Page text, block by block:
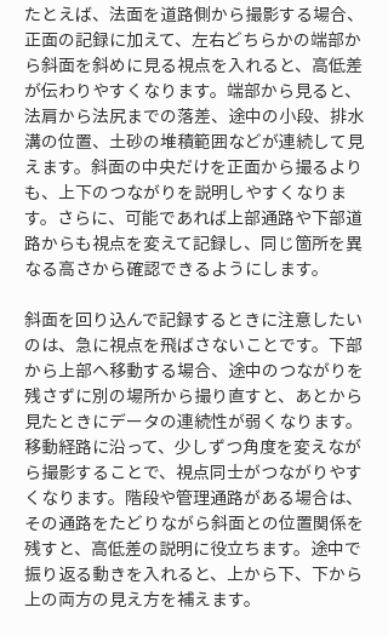
たとえば、法面を道路側から撮影する場合、
正面の記録に加えて、左右どちらかの端部か
ら斜面を斜めに見る視点を入れると、高低差
が伝わりやすくなります。端部から見ると、
法肩から法尻までの落差、途中の小段、排水
溝の位置、土砂の堆積範囲などが連続して見
えます。斜面の中央だけを正面から撮るより
も、上下のつながりを説明しやすくなりま
す。さらに、可能であれば上部通路や下部道
路からも視点を変えて記録し、同じ箇所を異
なる高さから確認できるようにします。
斜面を回り込んで記録するときに注意したい
のは、急に視点を飛ばさないことです。下部
から上部へ移動する場合、途中のつながりを
残さずに別の場所から撮り直すと、あとから
見たときにデータの連続性が弱くなります。
移動経路に沿って、少しずつ角度を変えなが
ら撮影することで、視点同士がつながりやす
くなります。階段や管理通路がある場合は、
その通路をたどりながら斜面との位置関係を
残すと、高低差の説明に役立ちます。途中で
振り返る動きを入れると、上から下、下から
上の両方の見え方を補えます。